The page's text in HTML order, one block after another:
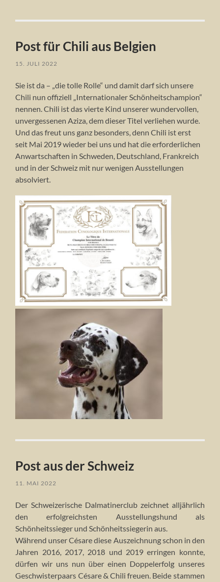
Post für Chili aus Belgien
15. JULI 2022
Sie ist da – „die tolle Rolle“ und damit darf sich unsere
Chili nun offiziell „Internationaler Schönheitschampion“
nennen. Chili ist das vierte Kind unserer wundervollen,
unvergessenen Aziza, dem dieser Titel verliehen wurde.
Und das freut uns ganz besonders, denn Chili ist erst
seit Mai 2019 wieder bei uns und hat die erforderlichen
Anwartschaften in Schweden, Deutschland, Frankreich
und in der Schweiz mit nur wenigen Ausstellungen
absolviert.
Post aus der Schweiz
11. MAI 2022
Der Schweizerische Dalmatinerclub zeichnet alljährlich
den erfolgreichsten Ausstellungshund als
Schönheitssieger und Schönheitssiegerin aus.
Während unser Césare diese Auszeichnung schon in den
Jahren 2016, 2017, 2018 und 2019 erringen konnte,
dürfen wir uns nun über einen Doppelerfolg unseres
Geschwisterpaars Césare & Chili freuen. Beide stammen